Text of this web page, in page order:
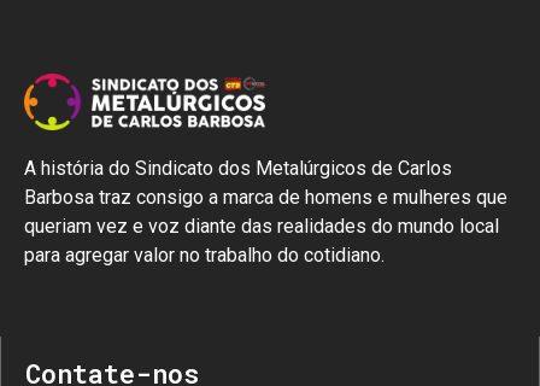
A história do Sindicato dos Metalúrgicos de Carlos
Barbosa traz consigo a marca de homens e mulheres que
queriam vez e voz diante das realidades do mundo local
para agregar valor no trabalho do cotidiano.
Contate-nos